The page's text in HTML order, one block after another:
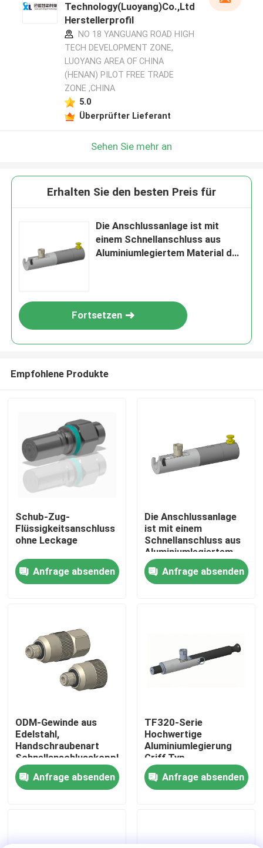
Produkte
Über uns
Qualitätskontrolle
Kontakt mit uns
Neuigkeiten
Fälle
Hochgeschwindigkeitsdynamometer
Technology(Luoyang)Co.,Ltd
Herstellerprofil
NO 18 YANGUANG ROAD HIGH
TECH DEVELOPMENT ZONE,
LUOYANG AREA OF CHINA
(HENAN) PILOT FREE TRADE
ZONE ,CHINA
5.0
Überprüfter Lieferant
Sehen Sie mehr an
Erhalten Sie den besten Preis für
Die Anschlussanlage ist mit
einem Schnellanschluss aus
Aluminiumlegiertem Material der
Fortsetzen
Empfohlene Produkte
Schub-Zug-
Flüssigkeitsanschluss
ohne Leckage
Anfrage absenden
Die Anschlussanlage
ist mit einem
Schnellanschluss aus
Aluminiumlegiertem
Material der
Bajonettart der Serie
TF550 zu verbinden.
Anfrage absenden
ODM-Gewinde aus
Edelstahl,
Handschraubenart
Schnellanschlusskopplung
TF140
Anfrage absenden
TF320-Serie
Hochwertige
Aluminiumlegierung
Griff Typ
Schnellanschluss
Kopplung
Anfrage absenden